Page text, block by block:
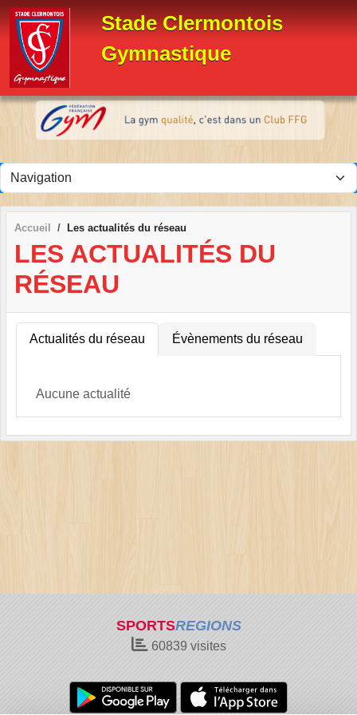
Stade Clermontois
Gymnastique
Accueil Les actualités du réseau
LES ACTUALITÉS DU
RÉSEAU
Actualités du réseau Évènements du réseau
Aucune actualité
SPORTSREGIONS
60839 visites
Panneau de gestion des cookies